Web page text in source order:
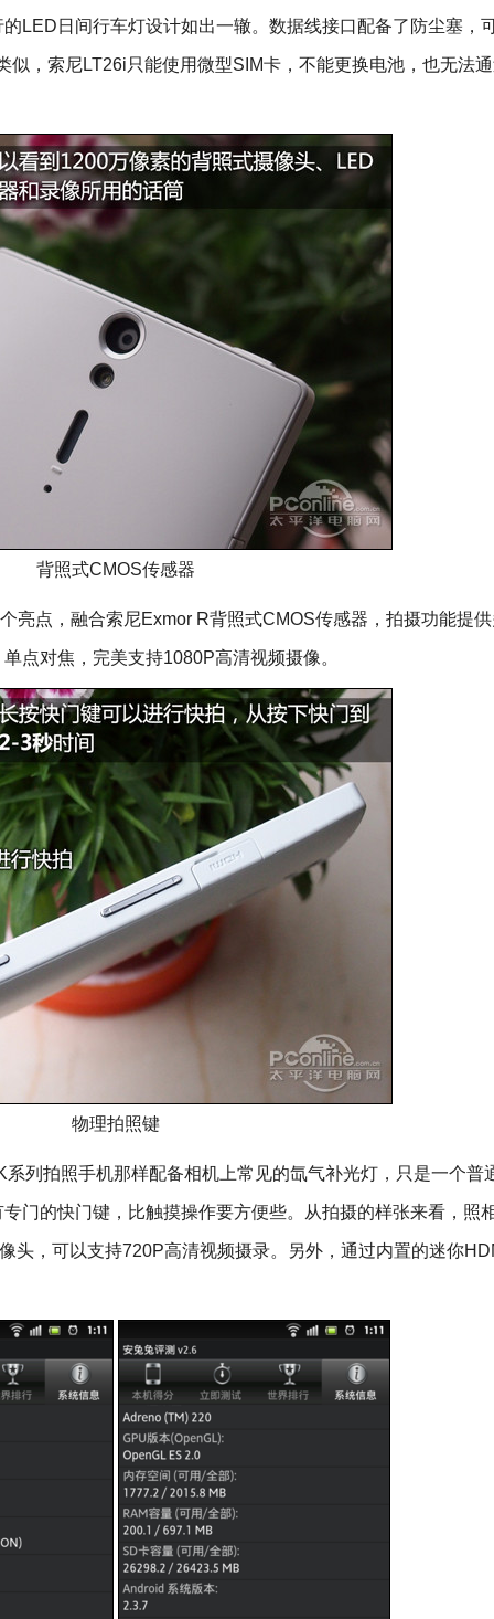
LED日间行车灯设计如出一辙。数据线接口配备了防尘塞，
似，索尼LT26i只能使用微型SIM卡，不能更换电池，也无法
背照式CMOS传感器
亮点，融合索尼Exmor R背照式CMOS传感器，拍摄功能提
点对焦，完美支持1080P高清视频摄像。
物理拍照键
拍照手机那样配备相机上常见的氙气补光灯，只是一个普
门的快门键，比触摸操作要方便些。从拍摄的样张来看，照
头，可以支持720P高清视频摄录。另外，通过内置的迷你